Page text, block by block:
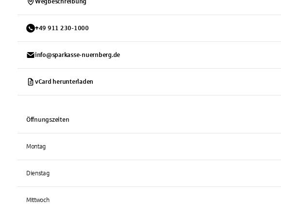
Wegbeschreibung
+49 911 230-1000
info@sparkasse-nuernberg.de
vCard herunterladen
Öffnungszeiten
Montag
Dienstag
Mittwoch